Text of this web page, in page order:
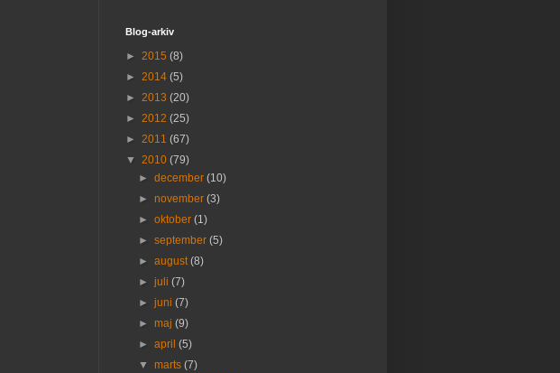
Blog-arkiv
► 2015 (8)
► 2014 (5)
► 2013 (20)
► 2012 (25)
► 2011 (67)
▼ 2010 (79)
►december(10)
►november(3)
►oktober(1)
►september(5)
►august(8)
►juli(7)
►juni(7)
►maj(9)
►april(5)
▼marts(7)